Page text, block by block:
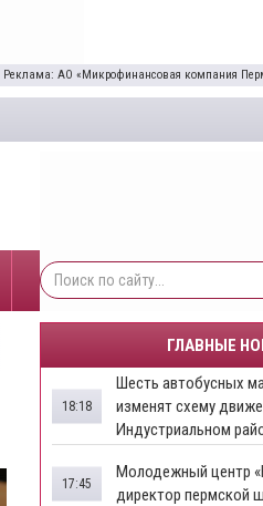
Реклама: АО «Микрофинансовая компания
ГЛАВНЫЕ
Шесть автобусных
изменят схему
Индустриальном
18:18
Молодежный центр
директор пермской
17:45